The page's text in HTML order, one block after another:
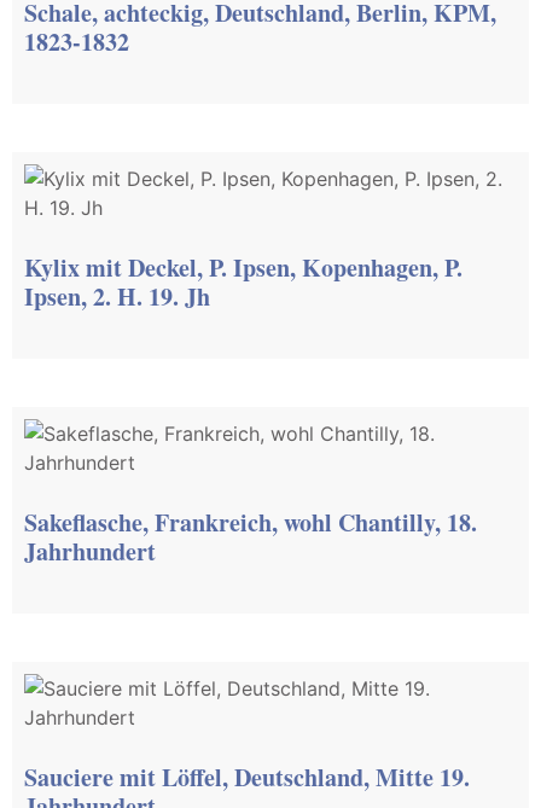
Schale, achteckig, Deutschland, Berlin, KPM,
1823-1832
Kylix mit Deckel, P. Ipsen, Kopenhagen, P.
Ipsen, 2. H. 19. Jh
Sakeflasche, Frankreich, wohl Chantilly, 18.
Jahrhundert
Sauciere mit Löffel, Deutschland, Mitte 19.